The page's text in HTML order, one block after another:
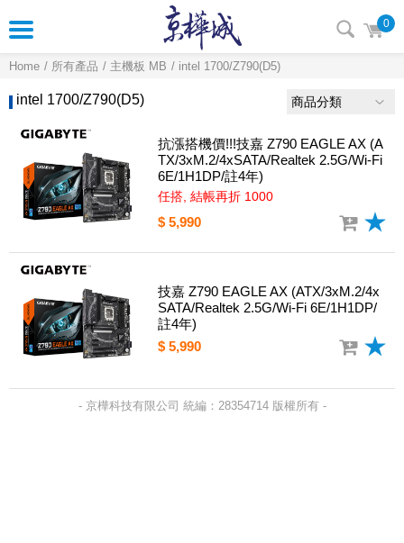
0
Home 所有產品 主機板 MB intel 1700/Z790(D5)
intel 1700/Z790(D5) 商品分類
抗漲搭機價!!!技嘉 Z790 EAGLE AX (A
TX/3xM.2/4xSATA/Realtek 2.5G/Wi-Fi
6E/1H1DP/註4年)
任搭, 結帳再折 1000
$ 5,990
技嘉 Z790 EAGLE AX (ATX/3xM.2/4x
SATA/Realtek 2.5G/Wi-Fi 6E/1H1DP/
註4年)
$ 5,990
- 京樺科技有限公司 統編：28354714 版權所有 -